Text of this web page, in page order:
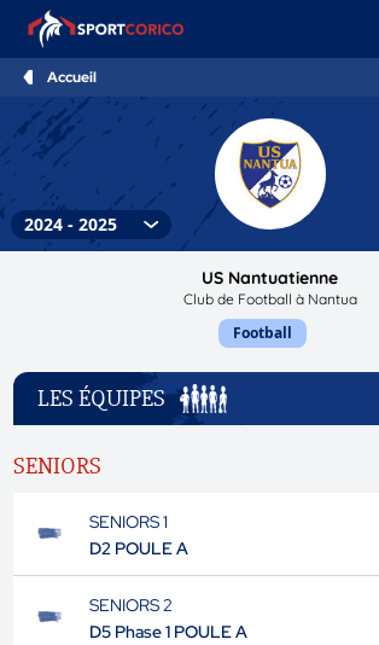
Accueil
US Nantuatienne
Club de Football à Nantua
Football
LES ÉQUIPES
SENIORS
SENIORS 1
D2 POULE A
SENIORS 2
D5 Phase 1 POULE A